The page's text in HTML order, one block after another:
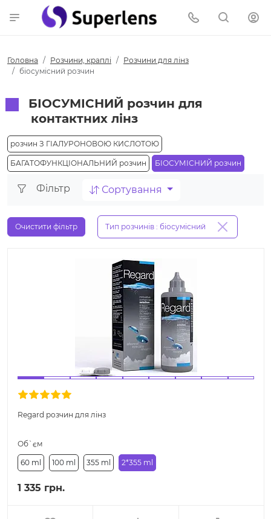
Головна Розчини, краплі
Розчини для лінз
біосумісний розчин
БІОСУМІСНИЙ розчин для
контактних лінз
розчин З ГІАЛУРОНОВОЮ КИСЛОТОЮ
БАГАТОФУНКЦІОНАЛЬНИЙ розчин БІОСУМІСНИЙ розчин
Фільтр Сортування
Очистити фільтр Тип розчинів : біосумісний
Regard розчин для лінз
Об`єм
60 ml 100 ml 355 ml 2*355 ml
1 335 грн.